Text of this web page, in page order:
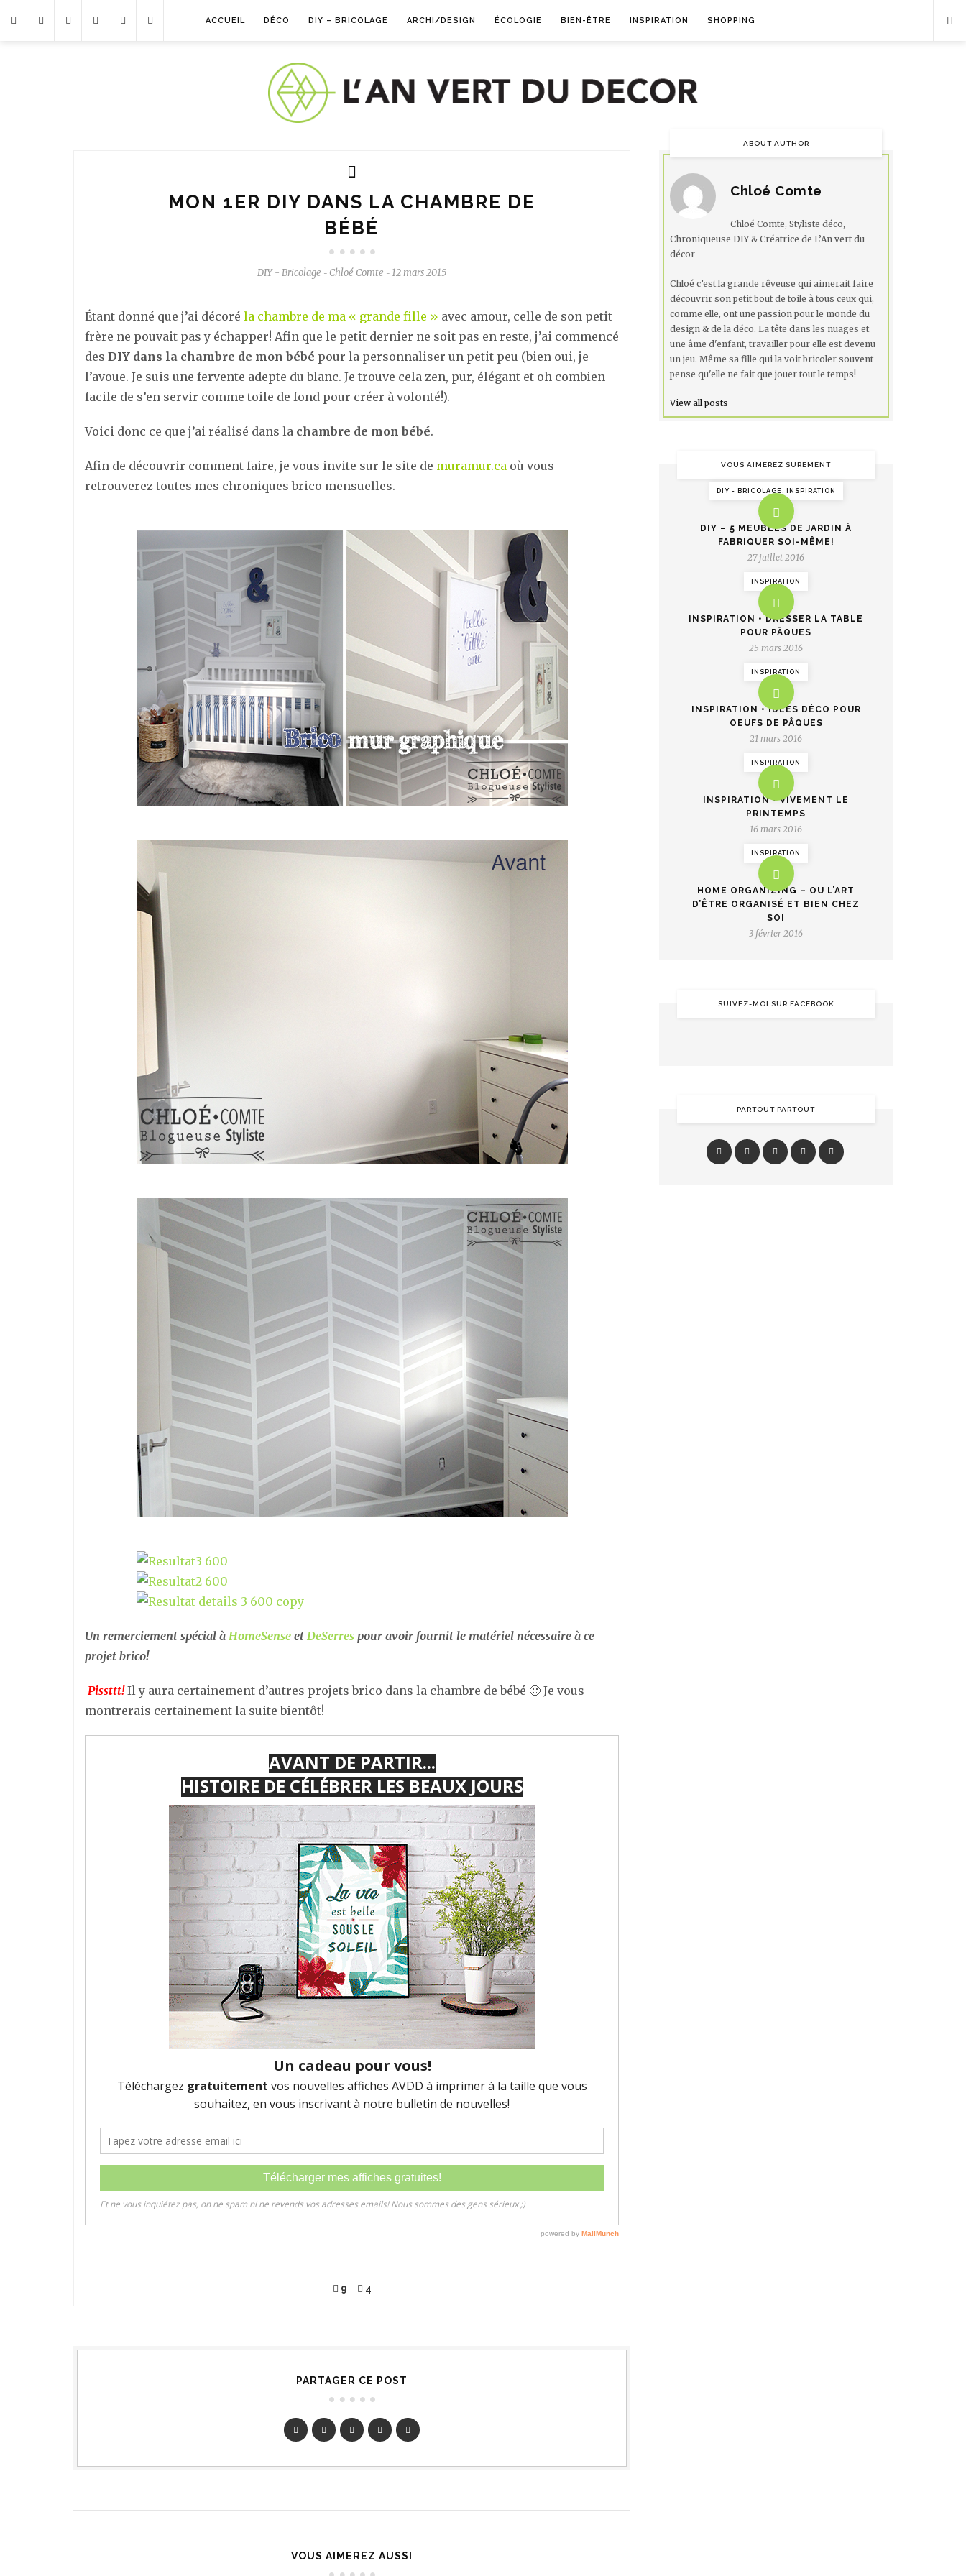
ACCUEIL DÉCO DIY – BRICOLAGE ARCHI/DESIGN ÉCOLOGIE BIEN-ÊTRE INSPIRATION SHOPPING
MON 1ER DIY DANS LA CHAMBRE DE
BÉBÉ
DIY - Bricolage - Chloé Comte - 12 mars 2015
Étant donné que j’ai décoré la chambre de ma « grande fille » avec amour, celle de son petit
frère ne pouvait pas y échapper! Afin que le petit dernier ne soit pas en reste, j’ai commencé
des DIY dans la chambre de mon bébé pour la personnaliser un petit peu (bien oui, je
l’avoue. Je suis une fervente adepte du blanc. Je trouve cela zen, pur, élégant et oh combien
facile de s’en servir comme toile de fond pour créer à volonté!).
Voici donc ce que j’ai réalisé dans la chambre de mon bébé.
Afin de découvrir comment faire, je vous invite sur le site de muramur.ca où vous
retrouverez toutes mes chroniques brico mensuelles.
Un remerciement spécial à HomeSense et DeSerres pour avoir fournit le matériel nécessaire à ce
projet brico!
Pissttt!Il y aura certainement d’autres projets brico dans la chambre de bébé 🙂 Je vous
montrerais certainement la suite bientôt!
9 4
PARTAGER CE POST
VOUS AIMEREZ AUSSI
ABOUT AUTHOR
Chloé Comte
Chloé Comte, Styliste déco,
Chroniqueuse DIY & Créatrice de L’An vert du
décor
Chloé c’est la grande rêveuse qui aimerait faire
découvrir son petit bout de toile à tous ceux qui,
comme elle, ont une passion pour le monde du
design & de la déco. La tête dans les nuages et
une âme d'enfant, travailler pour elle est devenu
un jeu. Même sa fille qui la voit bricoler souvent
pense qu'elle ne fait que jouer tout le temps!
View all posts
VOUS AIMEREZ SUREMENT
DIY - BRICOLAGE, INSPIRATION
DIY – 5 MEUBLES DE JARDIN À
FABRIQUER SOI-MÊME!
27 juillet 2016
INSPIRATION
INSPIRATION • DRESSER LA TABLE
POUR PÂQUES
25 mars 2016
INSPIRATION
INSPIRATION • IDÉES DÉCO POUR
OEUFS DE PÂQUES
21 mars 2016
INSPIRATION
INSPIRATION • VIVEMENT LE
PRINTEMPS
16 mars 2016
INSPIRATION
HOME ORGANIZING – OU L’ART
D’ÊTRE ORGANISÉ ET BIEN CHEZ
SOI
3 février 2016
SUIVEZ-MOI SUR FACEBOOK
PARTOUT PARTOUT